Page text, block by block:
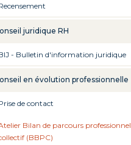
juridique RH
- Bulletin d'information juridique
en évolution professionnelle
de contact
Bilan de parcours professionnel
(BBPC)